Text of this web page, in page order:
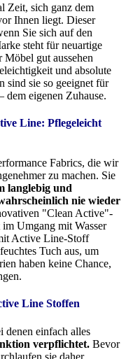
Zeit, sich ganz dem
Ihnen liegt. Dieser
Sie sich auf den
steht für neuartige
gut aussehen
und absolute
sind sie so geeignet für
dem eigenen Zuhause.
Line: Pflegeleicht
Fabrics, die wir
zu machen. Sie
langlebig und
nie wieder
"Clean Active"-
Umgang mit Wasser
Active Line-Stoff
Tuch aus, um
haben keine Chance,
Line Stoffen
denen einfach alles
verpflichtet. Bevor
sie daher